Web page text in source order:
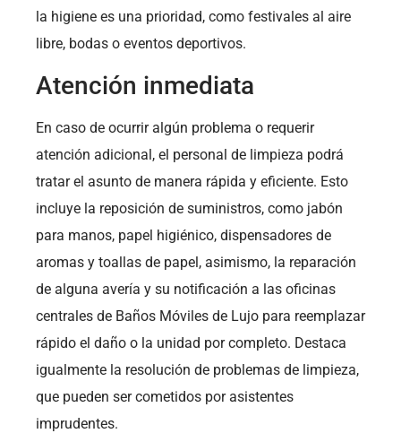
la higiene es una prioridad, como festivales al aire
libre, bodas o eventos deportivos.
Atención inmediata
En caso de ocurrir algún problema o requerir
atención adicional, el personal de limpieza podrá
tratar el asunto de manera rápida y eficiente. Esto
incluye la reposición de suministros, como jabón
para manos, papel higiénico, dispensadores de
aromas y toallas de papel, asimismo, la reparación
de alguna avería y su notificación a las oficinas
centrales de Baños Móviles de Lujo para reemplazar
rápido el daño o la unidad por completo. Destaca
igualmente la resolución de problemas de limpieza,
que pueden ser cometidos por asistentes
imprudentes.